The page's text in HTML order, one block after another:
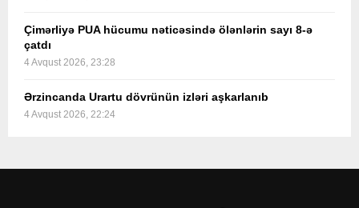
Çimərliyə PUA hücumu nəticəsində ölənlərin sayı 8-ə
çatdı
4 Avqust 2026, 23:28
Ərzincanda Urartu dövrünün izləri aşkarlanıb
4 Avqust 2026, 22:24